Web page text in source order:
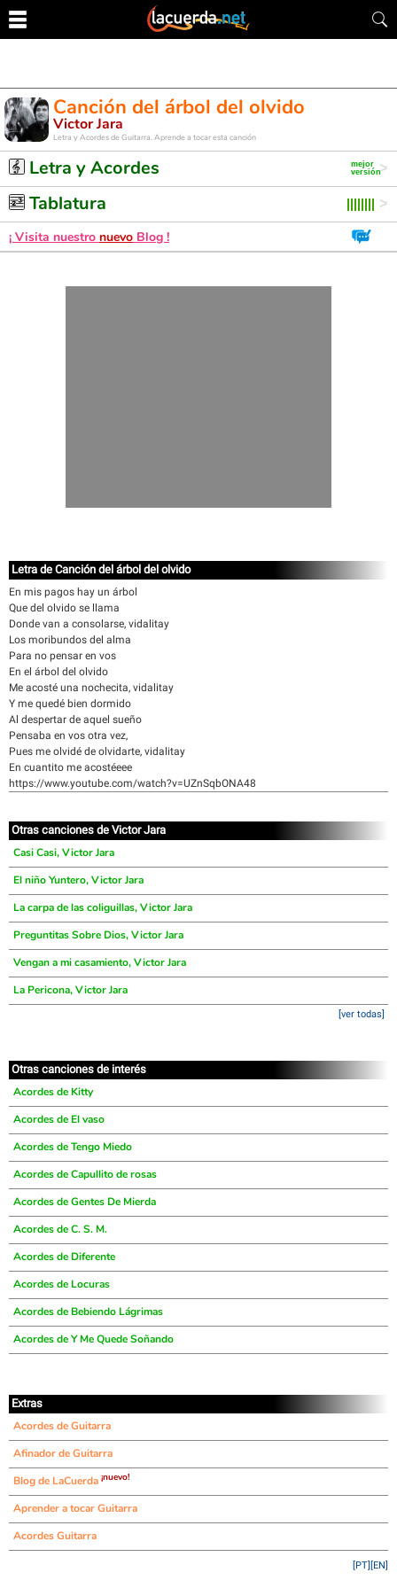
Canción del árbol del olvido
Victor Jara
Letra y Acordes de Guitarra. Aprende a tocar esta canción
Letra y Acordes
Tablatura
¡ Visita nuestro nuevo Blog !
Letra de Canción del árbol del olvido
En mis pagos hay un árbol
Que del olvido se llama
Donde van a consolarse, vidalitay
Los moribundos del alma
Para no pensar en vos
En el árbol del olvido
Me acosté una nochecita, vidalitay
Y me quedé bien dormido
Al despertar de aquel sueño
Pensaba en vos otra vez,
Pues me olvidé de olvidarte, vidalitay
En cuantito me acostéeee
https://www.youtube.com/watch?v=UZnSqbONA48
Otras canciones de Victor Jara
Casi Casi, Victor Jara
El niño Yuntero, Victor Jara
La carpa de las coliguillas, Victor Jara
Preguntitas Sobre Dios, Victor Jara
Vengan a mi casamiento, Victor Jara
La Pericona, Victor Jara
[ver todas]
Otras canciones de interés
Acordes de Kitty
Acordes de El vaso
Acordes de Tengo Miedo
Acordes de Capullito de rosas
Acordes de Gentes De Mierda
Acordes de C. S. M.
Acordes de Diferente
Acordes de Locuras
Acordes de Bebiendo Lágrimas
Acordes de Y Me Quede Soñando
Extras
Acordes de Guitarra
Afinador de Guitarra
Blog de LaCuerda ¡nuevo!
Aprender a tocar Guitarra
Acordes Guitarra
[EN]
[PT]